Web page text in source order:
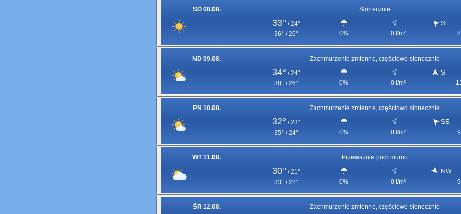
SO 08.08. Słonecznie
33° / 24°
36° / 26°
0% 0 l/m²
SE
ND 09.08. Zachmurzenie zmienne, częściowo słonecznie
34° / 24°
38° / 26°
0% 0 l/m²
S
PN 10.08. Zachmurzenie zmienne, częściowo słonecznie
32° / 23°
35° / 24°
0% 0 l/m²
SE
WT 11.08. Przeważnie pochmurno
30° / 21°
33° / 22°
0% 0 l/m²
NW
ŚR 12.08. Zachmurzenie zmienne, częściowo słonecznie